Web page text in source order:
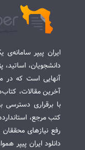
ایران پیپر
دانشجویان،
آنهایی است که در
آخرین مقالات،
با برقراری دسترسی
کتب مرجع،
رفع نیازهای
دانلود ایران پیپر